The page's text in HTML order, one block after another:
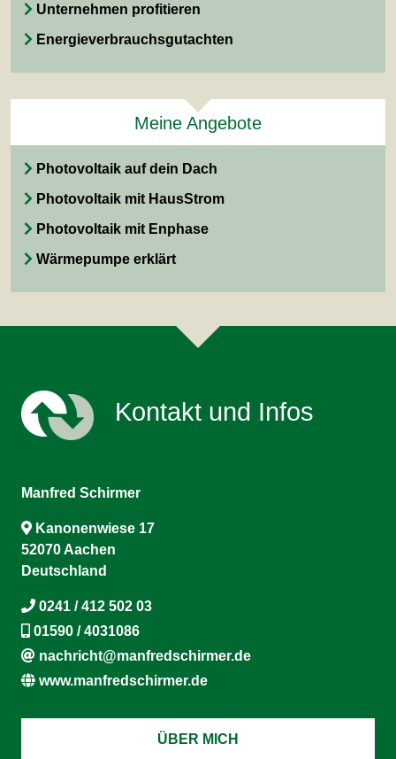
Unternehmen profitieren
Energieverbrauchsgutachten
Meine Angebote
Photovoltaik auf dein Dach
Photovoltaik mit HausStrom
Photovoltaik mit Enphase
Wärmepumpe erklärt
Kontakt und Infos
Manfred Schirmer
Kanonenwiese 17
52070 Aachen
Deutschland
0241 / 412 502 03
01590 / 4031086
nachricht@manfredschirmer.de
www.manfredschirmer.de
ÜBER MICH